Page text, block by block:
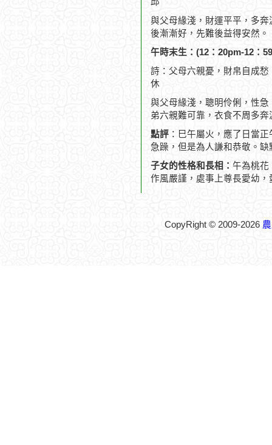
與父母緣淺，財運平平，多
後漸漸好，先難後益得安然。
午時末生：(12：20pm-12：
詩：父母六親憂，財帛自成
休
與父母緣淺，聰明伶俐，性
弟六親難可靠，衣食不周多奔
點評 ：巳午屬火，應了日當
急躁，但是為人謙和恭敬。
子女的性格和長相： 午為桃花
作風嚴謹，處事上尊長愛幼，
CopyRight © 2009-2026